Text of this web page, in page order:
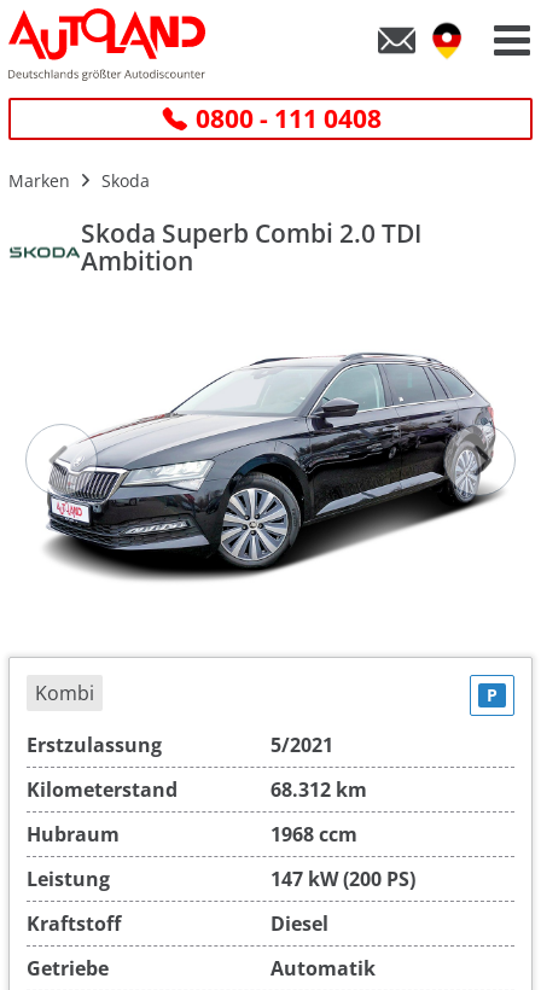
0800 - 111 0408
Marken Skoda
Skoda Superb Combi 2.0 TDI
Ambition
Kombi P
Erstzulassung
5/2021
Kilometerstand
68.312 km
Hubraum
1968 ccm
Leistung
147 kW (200 PS)
Kraftstoff
Diesel
Getriebe
Automatik